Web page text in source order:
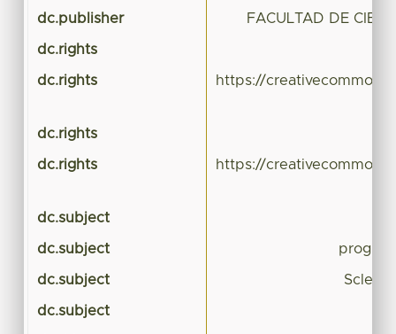
dc.publisher FACULTAD DE
dc.rights
dc.rights https://
dc.rights
dc.rights https://
dc.subject
dc.subject
dc.subject
dc.subject